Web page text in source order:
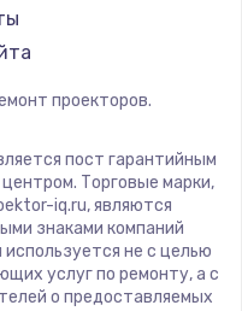
проекторов.
пост гарантийным
Торговые марки,
iq.ru, являются
знаками компаний
не с целью
услуг по ремонту, а с
о предоставляемых